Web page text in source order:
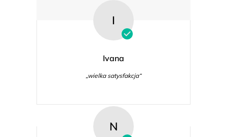
I
Ivana
„wielka satysfakcja“
N